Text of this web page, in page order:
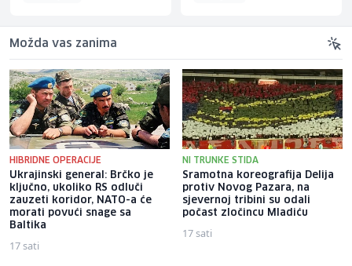
Možda vas zanima
HIBRIDNE OPERACIJE
Ukrajinski general: Brčko je
ključno, ukoliko RS odluči
zauzeti koridor, NATO-a će
morati povući snage sa
Baltika
17 sati
NI TRUNKE STIDA
Sramotna koreografija Delija
protiv Novog Pazara, na
sjevernoj tribini su odali
počast zločincu Mladiću
17 sati